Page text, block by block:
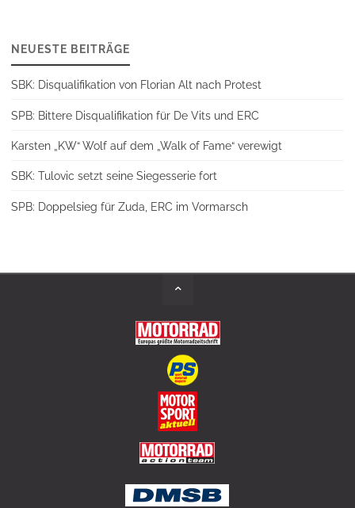
NEUESTE BEITRÄGE
SBK: Disqualifikation von Florian Alt nach Protest
SPB: Bittere Disqualifikation für De Vits und ERC
Karsten „KW“ Wolf auf dem „Walk of Fame“ verewigt
SBK: Tulovic setzt seine Siegesserie fort
SPB: Doppelsieg für Zuda, ERC im Vormarsch
Back